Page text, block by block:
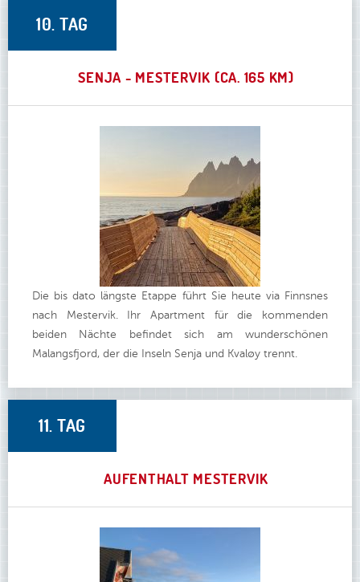
10. TAG
SENJA - MESTERVIK (CA. 165 KM)
Die bis dato längste Etappe führt Sie heute via Finnsnes
nach Mestervik. Ihr Apartment für die kommenden
beiden Nächte befindet sich am wunderschönen
Malangsfjord, der die Inseln Senja und Kvaløy trennt.
11. TAG
AUFENTHALT MESTERVIK